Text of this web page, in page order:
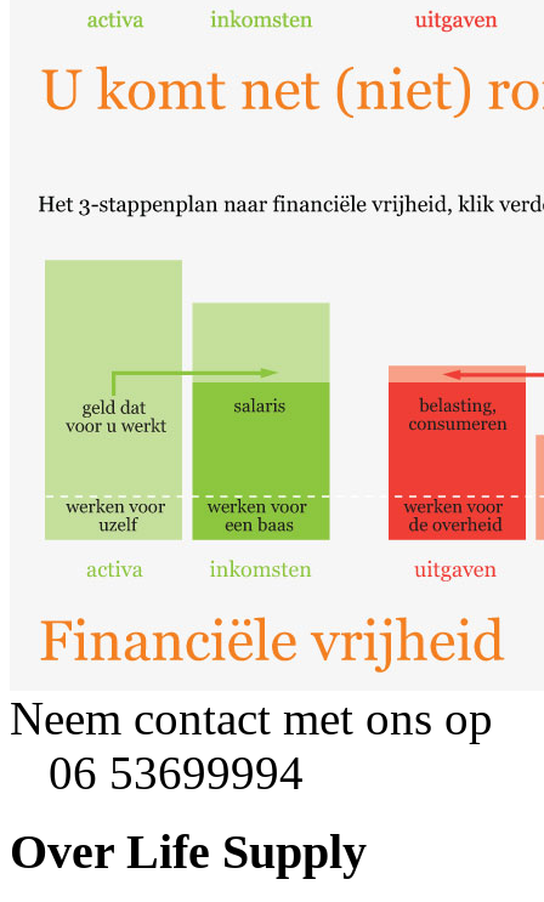
Neem contact met ons op
06 53699994
Over Life Supply